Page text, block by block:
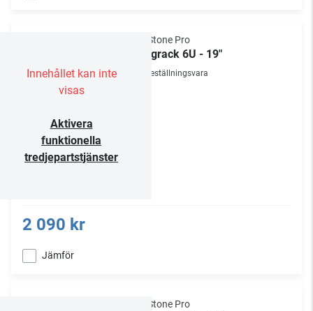
Innehållet kan inte
visas
Aktivera
funktionella
tredjepartstjänster
NorStone Pro
Väggrack 6U - 19"
Beställningsvara
2 090 kr
Jämför
NorStone Pro